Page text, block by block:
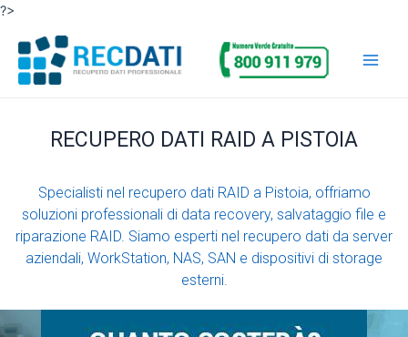
?>
contenuto
RECUPERO DATI RAID A PISTOIA
Specialisti nel recupero dati RAID a Pistoia, offriamo
soluzioni professionali di data recovery, salvataggio file e
riparazione RAID. Siamo esperti nel recupero dati da server
aziendali, WorkStation, NAS, SAN e dispositivi di storage
esterni.